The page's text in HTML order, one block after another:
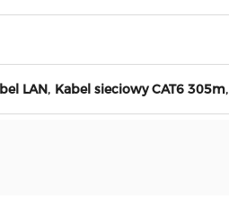
LAN, Kabel sieciowy CAT6 305m,